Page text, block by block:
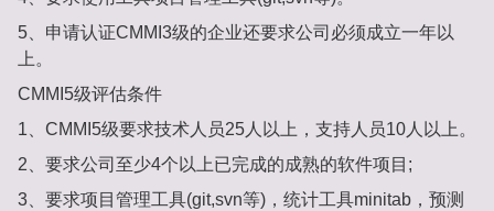
5、申请认证CMMI3级的企业还要求公司必须成⽴⼀年以
上。
CMMI5级评估条件
1、CMMI5级要求技术⼈员25⼈以上，⽀持⼈员10⼈以上。
2、要求公司⾄少4个以上已完成的成熟的软件项⽬;
3、要求项⽬管理⼯具(git,svn等)，统计⼯具minitab，预测